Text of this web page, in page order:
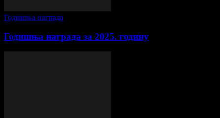
Годишња награда
Годишња награда за 2025. годину